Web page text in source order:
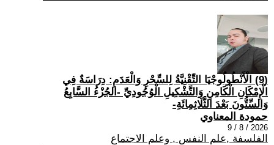
(9) الْأَنْطُولُوجْيَا التِّقْنِيَّةُ لِلسِّحْرِ وَالْعَدَمِ: دِرَاسَةٌ فِي
الْإِمْكَانِ الْكَامِنِ وَالتَّشْكِيلِ الْوُجُودِيِّ -الجُزْءُ السَّابِعُ
وَالسِّتُّونَ بَعْدَ الثَّلَاثِمِائَةِ-
حمودة المعناوي
2026 / 8 / 9
الفلسفة ,علم النفس , وعلم الاجتماع